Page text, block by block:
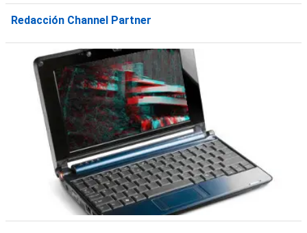
Redacción Channel Partner